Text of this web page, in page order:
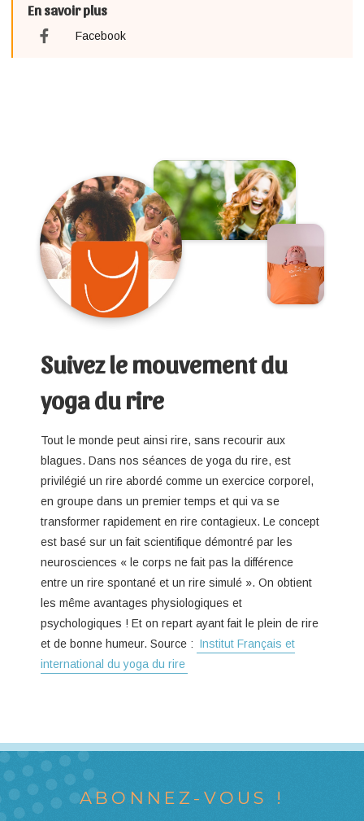
En savoir plus
Facebook
Suivez le mouvement du
yoga du rire
Tout le monde peut ainsi rire, sans recourir aux
blagues. Dans nos séances de yoga du rire, est
privilégié un rire abordé comme un exercice corporel,
en groupe dans un premier temps et qui va se
transformer rapidement en rire contagieux. Le concept
est basé sur un fait scientifique démontré par les
neurosciences « le corps ne fait pas la différence
entre un rire spontané et un rire simulé ». On obtient
les même avantages physiologiques et
psychologiques ! Et on repart ayant fait le plein de rire
et de bonne humeur. Source : Institut Français et
international du yoga du rire
ABONNEZ-VOUS !